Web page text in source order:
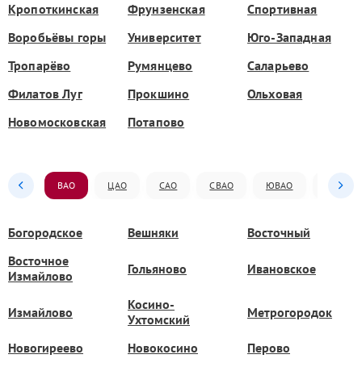
Кропоткинская
Фрунзенская
Спортивная
Воробьёвы горы
Университет
Юго-Западная
Тропарёво
Румянцево
Саларьево
Филатов Луг
Прокшино
Ольховая
Новомосковская
Потапово
ВАО ЦАО САО СВАО ЮВАО ЮАО
Богородское Вешняки
Восточный
Восточное
Измайлово
Гольяново Ивановское
Измайлово
Косино-
Ухтомский
Метрогородок
Новогиреево Новокосино Перово